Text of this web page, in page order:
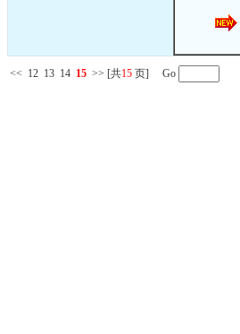
<< 12 13 14 15 >> [共15 页] Go